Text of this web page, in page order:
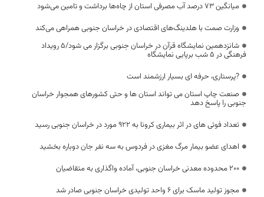
میانگین ۷۳ درصد آب مصرفی استان از چاه‌ها برداشت و تامین می‌شود
وزارت صمت با هلدینگ‌های اقتصادی در خراسان جنوبی همراهی می‌کند
شانزدهمین نمایشگاه قرآن در خراسان جنوبی برگزار می شود/۵ رویداد
فرهنگی در ۵ شب برپایی نمایشگاه
?پرستاری، حرفه ای بسیار ارزشمند است
صنعت چاپ استان می تواند استان ها و حتی کشورهای همجوار خراسان
جنوبی را پاسخ دهد
تعداد فوتی های در اثر بیماری کرونا به 922 مورد در خراسان جنوبی رسید
اهدای عضو بیمار مرگ مغزی در فردوس به سه نفر جان دوباره بخشید
200 محدوده معدنی خراسان جنوبی، آماده واگذاری به متقاضیان
مجوز تولید ماسک برای ۶ واحد تولیدی خراسان جنوبی صادر شد